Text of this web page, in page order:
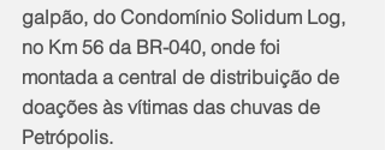
galpão, do Condomínio Solidum Log,
no Km 56 da BR-040, onde foi
montada a central de distribuição de
doações às vítimas das chuvas de
Petrópolis.